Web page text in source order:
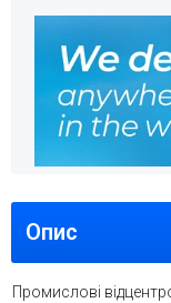
Опис
Промислові